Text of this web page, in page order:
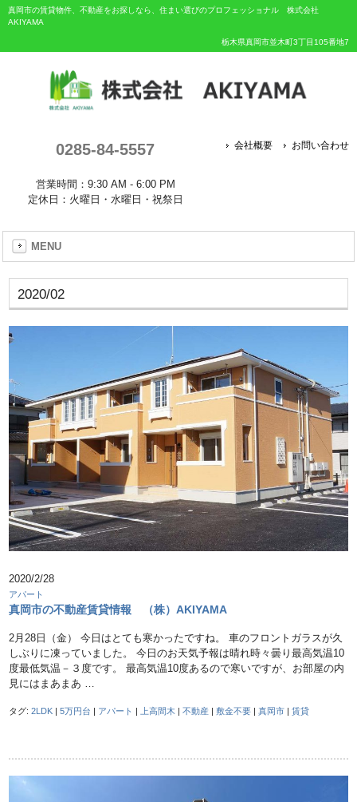
真岡市の賃貸物件、不動産をお探しなら、住まい選びのプロフェッショナル 株式会社
AKIYAMA
栃木県真岡市並木町3丁目105番地7
0285-84-5557
営業時間：9:30 AM - 6:00 PM
定休日：火曜日・水曜日・祝祭日
会社概要 お問い合わせ
MENU
2020/02
2020/2/28
アパート
真岡市の不動産賃貸情報 （株）AKIYAMA
2月28日（金） 今日はとても寒かったですね。 車のフロントガラスが久
しぶりに凍っていました。 今日のお天気予報は晴れ時々曇り最高気温10
度最低気温－３度です。 最高気温10度あるので寒いですが、お部屋の内
見にはまあまあ …
タグ:2LDK |5万円台 アパート |上高間木 |不動産 |敷金不要 |真岡市 |賃貸